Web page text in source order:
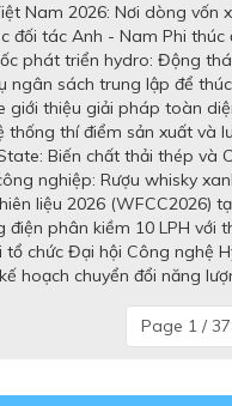
Nam 2026: Nơi dòng vốn
đối tác Anh - Nam Phi
phát triển hydro: Động
ngân sách trung lập để
giới thiệu giải pháp toàn
thống thí điểm sản xuất và
Biến chất thải thép và
nghiệp: Rượu whisky
liệu 2026 (WFCC2026)
điện phân kiềm 10 LPH với
chức Đại hội Công nghệ
hoạch chuyển đổi năng
Page 1 /